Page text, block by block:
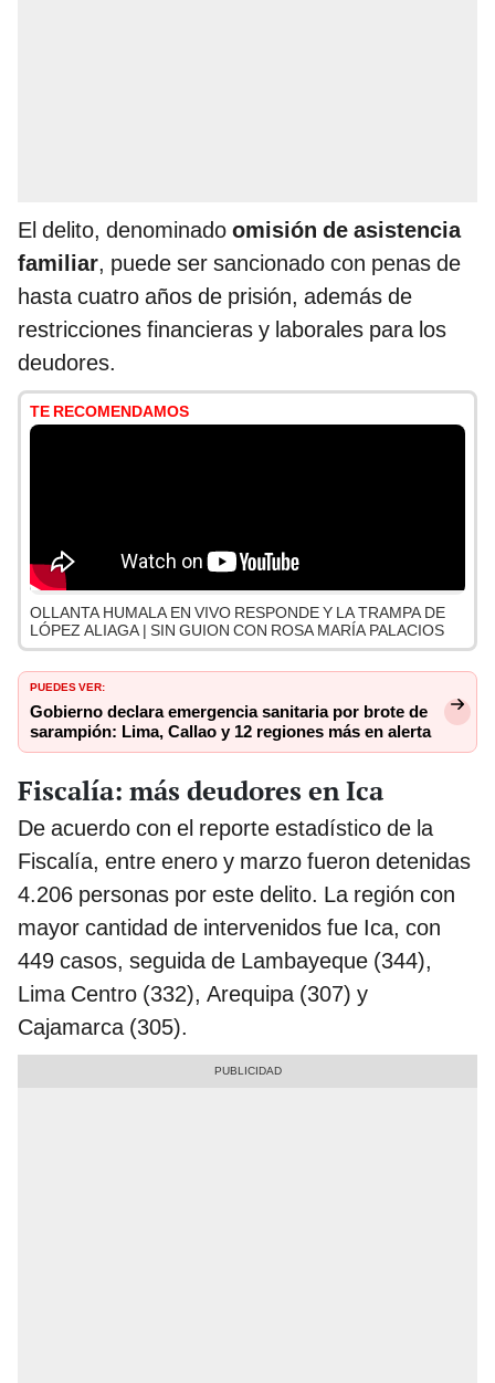
El delito, denominado omisión de asistencia
familiar, puede ser sancionado con penas de
hasta cuatro años de prisión, además de
restricciones financieras y laborales para los
deudores.
TE RECOMENDAMOS
OLLANTA HUMALA EN VIVO RESPONDE Y LA TRAMPA DE
LÓPEZ ALIAGA | SIN GUION CON ROSA MARÍA PALACIOS
PUEDES VER:
Gobierno declara emergencia sanitaria por brote de
sarampión: Lima, Callao y 12 regiones más en alerta
Fiscalía: más deudores en Ica
De acuerdo con el reporte estadístico de la
Fiscalía, entre enero y marzo fueron detenidas
4.206 personas por este delito. La región con
mayor cantidad de intervenidos fue Ica, con
449 casos, seguida de Lambayeque (344),
Lima Centro (332), Arequipa (307) y
Cajamarca (305).